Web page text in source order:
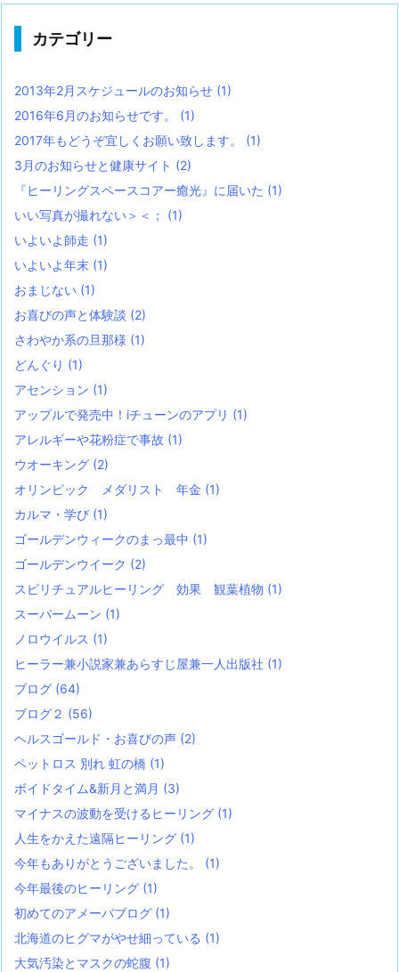
カテゴリー
2013年2月スケジュールのお知らせ (1)
2016年6月のお知らせです。 (1)
2017年もどうぞ宜しくお願い致します。 (1)
3月のお知らせと健康サイト (2)
『ヒーリングスペースコアー癒光』に届いた (1)
いい写真が撮れない＞＜； (1)
いよいよ師走 (1)
いよいよ年末 (1)
おまじない (1)
お喜びの声と体験談 (2)
さわやか系の旦那様 (1)
どんぐり (1)
アセンション (1)
アップルで発売中！iチューンのアプリ (1)
アレルギーや花粉症で事故 (1)
ウオーキング (2)
オリンピック メダリスト 年金 (1)
カルマ・学び (1)
ゴールデンウィークのまっ最中 (1)
ゴールデンウイーク (2)
スピリチュアルヒーリング 効果 観葉植物 (1)
スーパームーン (1)
ノロウイルス (1)
ヒーラー兼小説家兼あらすじ屋兼一人出版社 (1)
ブログ (64)
ブログ２ (56)
ヘルスゴールド・お喜びの声 (2)
ペットロス 別れ 虹の橋 (1)
ボイドタイム&新月と満月 (3)
マイナスの波動を受けるヒーリング (1)
人生をかえた遠隔ヒーリング (1)
今年もありがとうございました。 (1)
今年最後のヒーリング (1)
初めてのアメーバブログ (1)
北海道のヒグマがやせ細っている (1)
大気汚染とマスクの蛇腹 (1)